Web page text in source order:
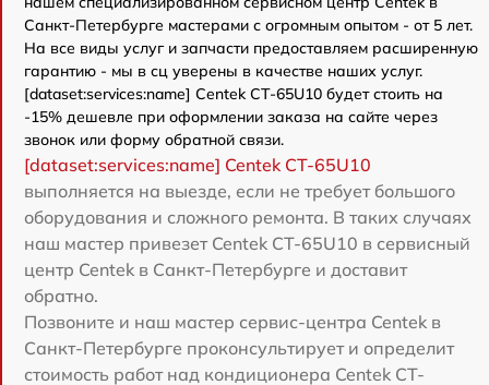
Санкт-Петербурге мастерами с огромным опытом - от 5 лет.
На все виды услуг и запчасти предоставляем расширенную
гарантию - мы в сц уверены в качестве наших услуг.
[dataset:services:name] Centek CT-65U10 будет стоить на
-15% дешевле при оформлении заказа на сайте через
звонок или форму обратной связи.
[dataset:services:name] Centek CT-65U10
выполняется на выезде, если не требует большого
оборудования и сложного ремонта. В таких случаях
наш мастер привезет Centek CT-65U10 в сервисный
центр Centek в Санкт-Петербурге и доставит
обратно.
Позвоните и наш мастер сервис-центра Centek в
Санкт-Петербурге проконсультирует и определит
стоимость работ над кондиционера Centek CT-